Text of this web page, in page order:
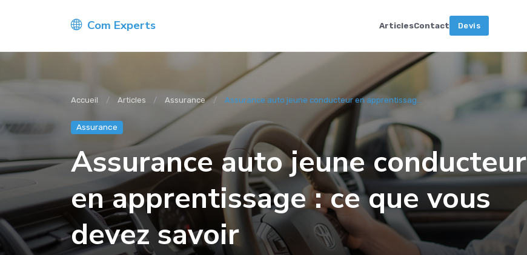
Com Experts ArticlesContact Devis
Accueil Articles Assurance Assurance auto jeune conducteur en apprentissag...
Assurance
Assurance auto jeune conducteur
en apprentissage : ce que vous
devez savoir